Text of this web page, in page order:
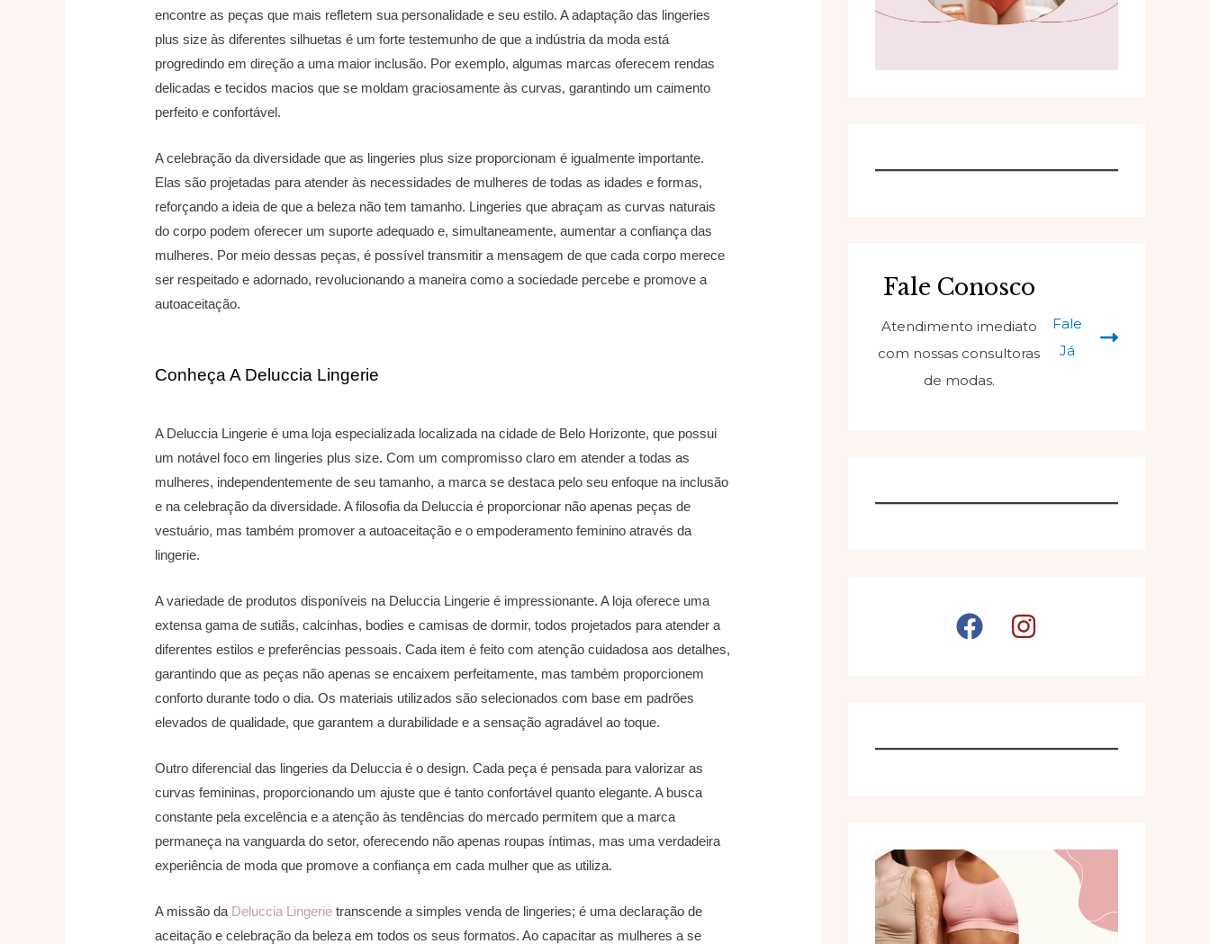
encontre as peças que mais refletem sua personalidade e seu estilo. A adaptação das lingeries
plus size às diferentes silhuetas é um forte testemunho de que a indústria da moda está
progredindo em direção a uma maior inclusão. Por exemplo, algumas marcas oferecem rendas
delicadas e tecidos macios que se moldam graciosamente às curvas, garantindo um caimento
perfeito e confortável.
A celebração da diversidade que as lingeries plus size proporcionam é igualmente importante.
Elas são projetadas para atender às necessidades de mulheres de todas as idades e formas,
reforçando a ideia de que a beleza não tem tamanho. Lingeries que abraçam as curvas naturais
do corpo podem oferecer um suporte adequado e, simultaneamente, aumentar a confiança das
mulheres. Por meio dessas peças, é possível transmitir a mensagem de que cada corpo merece
ser respeitado e adornado, revolucionando a maneira como a sociedade percebe e promove a
autoaceitação.
Conheça A Deluccia Lingerie
A Deluccia Lingerie é uma loja especializada localizada na cidade de Belo Horizonte, que possui
um notável foco em lingeries plus size. Com um compromisso claro em atender a todas as
mulheres, independentemente de seu tamanho, a marca se destaca pelo seu enfoque na inclusão
e na celebração da diversidade. A filosofia da Deluccia é proporcionar não apenas peças de
vestuário, mas também promover a autoaceitação e o empoderamento feminino através da
lingerie.
A variedade de produtos disponíveis na Deluccia Lingerie é impressionante. A loja oferece uma
extensa gama de sutiãs, calcinhas, bodies e camisas de dormir, todos projetados para atender a
diferentes estilos e preferências pessoais. Cada item é feito com atenção cuidadosa aos detalhes,
garantindo que as peças não apenas se encaixem perfeitamente, mas também proporcionem
conforto durante todo o dia. Os materiais utilizados são selecionados com base em padrões
elevados de qualidade, que garantem a durabilidade e a sensação agradável ao toque.
Outro diferencial das lingeries da Deluccia é o design. Cada peça é pensada para valorizar as
curvas femininas, proporcionando um ajuste que é tanto confortável quanto elegante. A busca
constante pela excelência e a atenção às tendências do mercado permitem que a marca
permaneça na vanguarda do setor, oferecendo não apenas roupas íntimas, mas uma verdadeira
experiência de moda que promove a confiança em cada mulher que as utiliza.
A missão da Deluccia Lingerie transcende a simples venda de lingeries; é uma declaração de
aceitação e celebração da beleza em todos os seus formatos. Ao capacitar as mulheres a se
Fale Conosco
Atendimento imediato
com nossas consultoras
de modas.
Fale
Já